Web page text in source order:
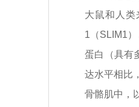
大鼠和人类
1（SLIM1
蛋白（具有
达水平相比
骨骼肌中，